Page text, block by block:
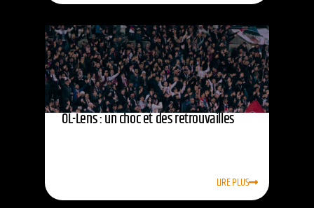
OL-Lens : un choc et des retrouvailles
LIRE PLUS